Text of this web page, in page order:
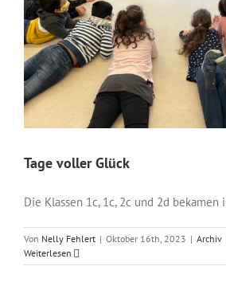
Tage voller Glück
Die Klassen 1c, 1c, 2c und 2d bekamen
Von Nelly Fehlert | Oktober 16th, 2023 | Archiv
Weiterlesen